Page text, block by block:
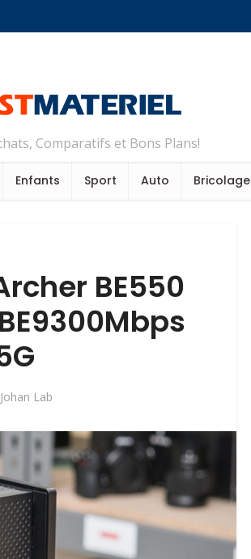
Comparatifs et Bons Plans!
Enfants Sport Auto Bricolage
BE550
Johan Lab